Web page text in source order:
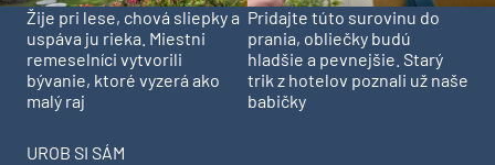
Žije pri lese, chová sliepky a
uspáva ju rieka. Miestni
remeselníci vytvorili
bývanie, ktoré vyzerá ako
malý raj
Pridajte túto surovinu do
prania, obliečky budú
hladšie a pevnejšie. Starý
trik z hotelov poznali už naše
babičky
UROB SI SÁM